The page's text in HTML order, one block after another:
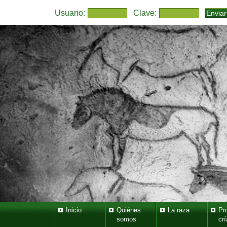
Usuario: Clave:
Inicio
Quiénes
somos
La raza